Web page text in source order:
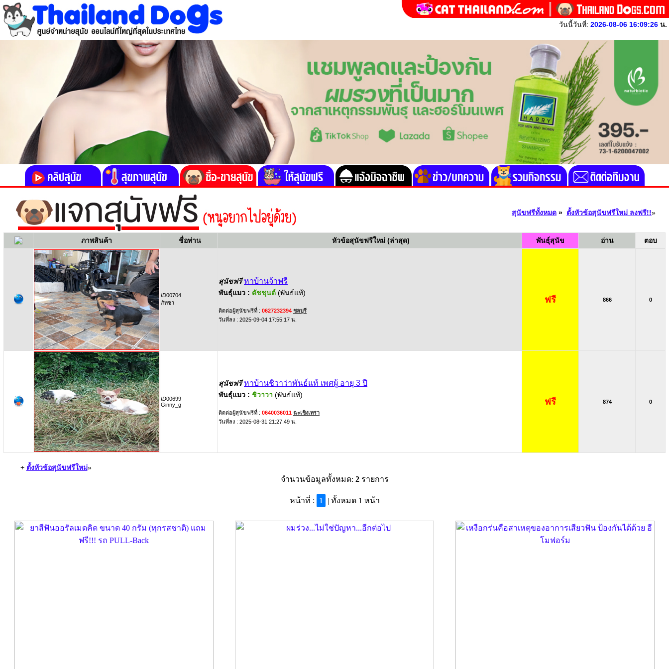
วันนี้วันที่: 2026-08-06 16:09:26 น.
สุนัขฟรีทั้งหมด » ตั้งหัวข้อสุนัขฟรีใหม่ ลงฟรี!!»
ภาพสินค้า ชื่อท่าน หัวข้อสุนัขฟรีใหม่ (ล่าสุด) พันธุ์สุนัข อ่าน ตอบ
ID00704
ภัทชา
สุนัขฟรี หาบ้านจ้าฟรี
พันธุ์แมว : ดัชชุนด์ (พันธ์แท้)
ติดต่อผู้สุนัขฟรีที่ : 0627232394 ชลบุรี
วันที่ลง : 2025-09-04 17:55:17 น.
ฟรี 866 0
ID00699
Ginny_g
สุนัขฟรี หาบ้านชิวาว่าพันธ์แท้ เพศผู้ อายุ 3 ปี
พันธุ์แมว : ชิวาวา (พันธ์แท้)
ติดต่อผู้สุนัขฟรีที่ : 0640036011 ฉะเชิงเทรา
วันที่ลง : 2025-08-31 21:27:49 น.
ฟรี 874 0
+ ตั้งหัวข้อสุนัขฟรีใหม่»
จำนวนข้อมูลทั้งหมด: 2รายการ
หน้าที่ : 1 | ทั้งหมด 1 หน้า